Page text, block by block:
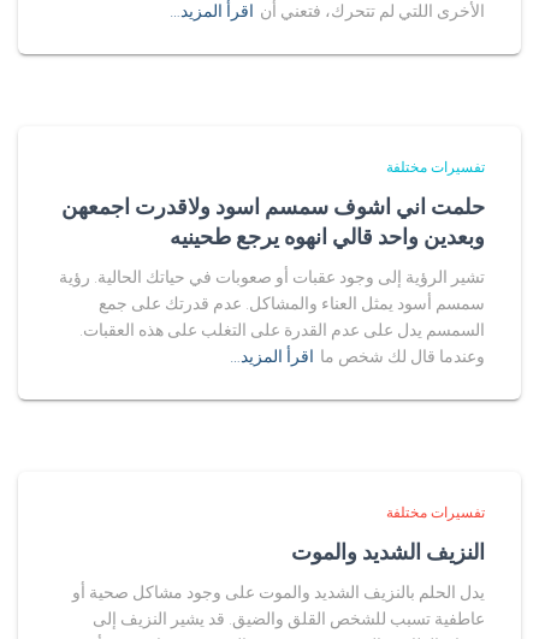
الأخرى اللتي لم تتحرك، فتعني أن اقرأ المزيد…
تفسيرات مختلفة
حلمت اني اشوف سمسم اسود ولاقدرت اجمعهن
وبعدين واحد قالي انهوه يرجع طحينيه
تشير الرؤية إلى وجود عقبات أو صعوبات في حياتك الحالية. رؤية
سمسم أسود يمثل العناء والمشاكل. عدم قدرتك على جمع
السمسم يدل على عدم القدرة على التغلب على هذه العقبات.
وعندما قال لك شخص ما اقرأ المزيد…
تفسيرات مختلفة
النزيف الشديد والموت
يدل الحلم بالنزيف الشديد والموت على وجود مشاكل صحية أو
عاطفية تسبب للشخص القلق والضيق. قد يشير النزيف إلى